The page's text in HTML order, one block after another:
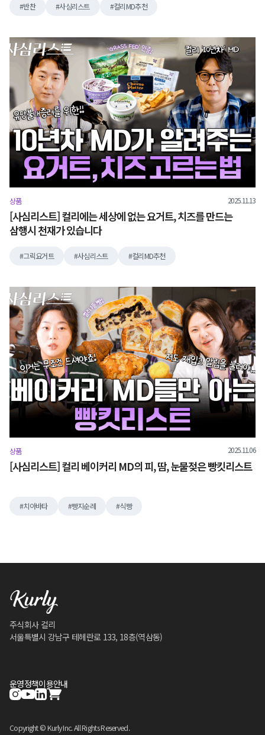
반찬 사심리스트 컬리MD추천
상품 2025.11.13
[사심리스트] 컬리에는 세상에 없는 요거트, 치즈를 만드는
삼행시 천재가 있습니다
그릭요거트 사심리스트 컬리MD추천
상품 2025.11.06
[사심리스트] 컬리 베이커리 MD의 피, 땀, 눈물젖은 빵킷리스트
치아바타 빵지순례 식빵
주식회사 컬리
서울특별시 강남구 테헤란로 133, 18층(역삼동)
운영정책이용안내
Copyright © Kurly Inc. All Rights Reserved.